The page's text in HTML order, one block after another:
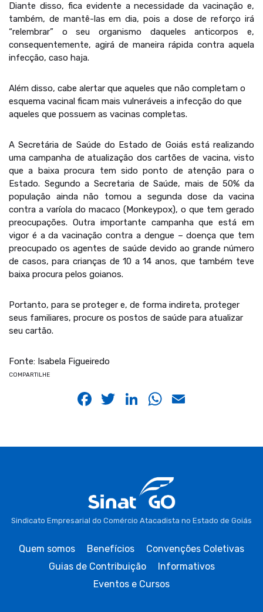
Diante disso, fica evidente a necessidade da vacinação e,
também, de mantê-las em dia, pois a dose de reforço irá
“relembrar” o seu organismo daqueles anticorpos e,
consequentemente, agirá de maneira rápida contra aquela
infecção, caso haja.
Além disso, cabe alertar que aqueles que não completam o
esquema vacinal ficam mais vulneráveis a infecção do que
aqueles que possuem as vacinas completas.
A Secretária de Saúde do Estado de Goiás está realizando
uma campanha de atualização dos cartões de vacina, visto
que a baixa procura tem sido ponto de atenção para o
Estado. Segundo a Secretaria de Saúde, mais de 50% da
população ainda não tomou a segunda dose da vacina
contra a varíola do macaco (Monkeypox), o que tem gerado
preocupações. Outra importante campanha que está em
vigor é a da vacinação contra a dengue – doença que tem
preocupado os agentes de saúde devido ao grande número
de casos, para crianças de 10 a 14 anos, que também teve
baixa procura pelos goianos.
Portanto, para se proteger e, de forma indireta, proteger
seus familiares, procure os postos de saúde para atualizar
seu cartão.
Fonte: Isabela Figueiredo
COMPARTILHE
Facebook
Twitter
LinkedIn
WhatsApp
Sindicato Empresarial do Comércio Atacadista no Estado de Goiás
Quem somos Benefícios
Convenções Coletivas
Guias de Contribuição
Informativos
Eventos e Cursos